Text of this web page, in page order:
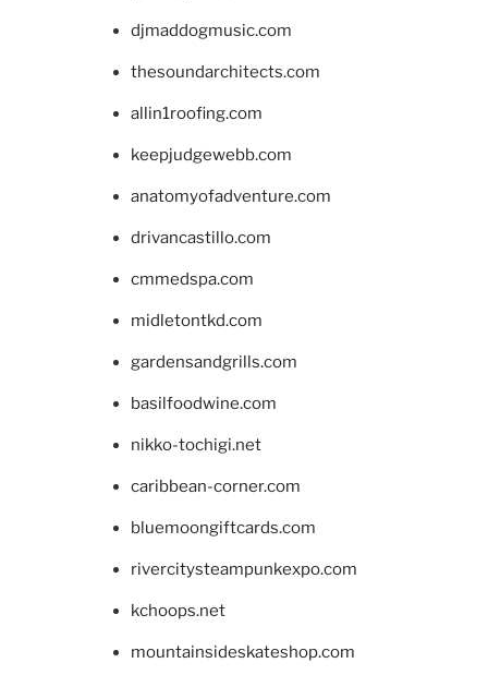
djmaddogmusic.com
thesoundarchitects.com
allin1roofing.com
keepjudgewebb.com
anatomyofadventure.com
drivancastillo.com
cmmedspa.com
midletontkd.com
gardensandgrills.com
basilfoodwine.com
nikko-tochigi.net
caribbean-corner.com
bluemoongiftcards.com
rivercitysteampunkexpo.com
kchoops.net
mountainsideskateshop.com